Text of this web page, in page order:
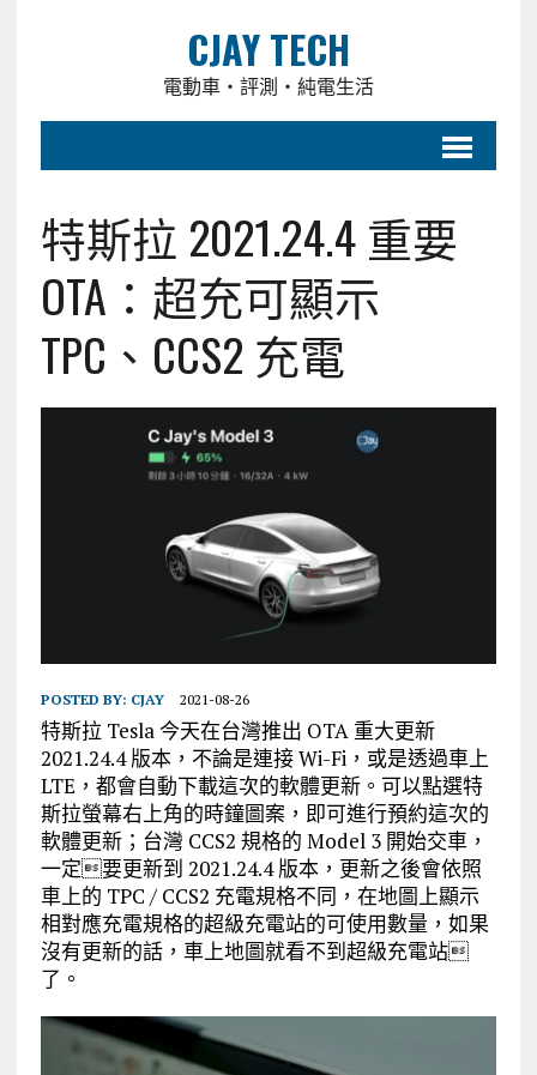
CJAY TECH
電動車・評測・純電生活
特斯拉 2021.24.4 重要
OTA：超充可顯示
TPC、CCS2 充電
POSTED BY: CJAY 2021-08-26
特斯拉 Tesla 今天在台灣推出 OTA 重大更新
2021.24.4 版本，不論是連接 Wi-Fi，或是透過車上
LTE，都會自動下載這次的軟體更新。可以點選特
斯拉螢幕右上角的時鐘圖案，即可進行預約這次的
軟體更新；台灣 CCS2 規格的 Model 3 開始交車，
一定要更新到 2021.24.4 版本，更新之後會依照
車上的 TPC / CCS2 充電規格不同，在地圖上顯示
相對應充電規格的超級充電站的可使用數量，如果
沒有更新的話，車上地圖就看不到超級充電站
了。